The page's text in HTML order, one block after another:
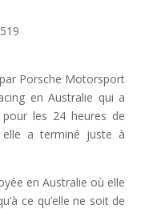
Porsche Motorsport
en Australie qui a
les 24 heures de
elle a terminé juste à
en Australie où elle
ce qu’elle ne soit de